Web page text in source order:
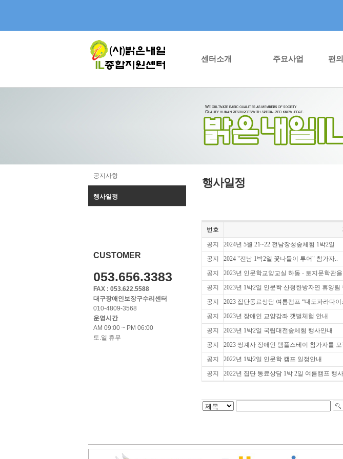
센터소개 주요사업 편
공지사항
행사일정
CUSTOMER
053.656.3383
FAX : 053.622.5588
대구장애인보장구수리센터
010-4809-3568
운영시간
AM 09:00 ~ PM 06:00
토.일 휴무
행사일정
번호
공지 2024년 5월 21~22 전남장성숲체험 1박2일
공지
2024 "전남 1박2일 꽃나들이 투어" 참가자..
공지
2023년 인문학교양교실 하동 - 토지문학관
공지
2023년 1박2일 인문학 산청한방자연 휴양림
공지
2023 집단동료상담 여름캠프 “대도파라다이
공지
2023년 장애인 교양강좌 갯벌체험 안내
공지
2023년 1박2일 국립대전숲체험 행사안내
공지
2023 쌍계사 장애인 템플스테이 참가자를
공지
2022년 1박2일 인문학 캠프 일정안내
공지
2022년 집단 동료상담 1박 2일 여름캠프 행